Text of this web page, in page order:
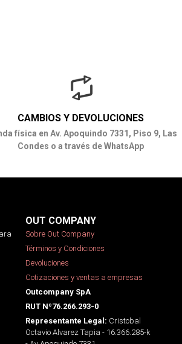
CAMBIOS Y DEVOLUCIONES
física en Av. Apoquindo 7331, Piso 9, Las
Condes o a través de WhatsApp
OUT COMPANY
Sobre Out Company
Términos y Condiciones
Devoluciones
Cotizaciones y ventas a empresas
Outcompany SpA
RUT Nº76.266.293-0
Representante Legal: Cristobal
Octavio Alvarez Tapia - 16.366.285-k